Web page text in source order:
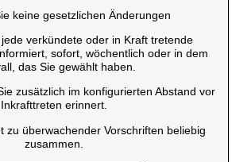
keine gesetzlichen Änderungen
verkündete oder in Kraft tretende
sofort, wöchentlich oder in dem
das Sie gewählt haben.
zusätzlich im konfigurierten Abstand vor
Inkrafttreten erinnert.
zu überwachender Vorschriften beliebig
zusammen.